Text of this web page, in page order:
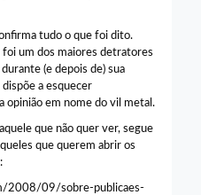
tudo o que foi dito.
foi um dos maiores detratores
(e depois de) sua
a esquecer
opinião em nome do vil metal.
que não quer ver, segue
que querem abrir os
2008/09/sobre-publicaes-